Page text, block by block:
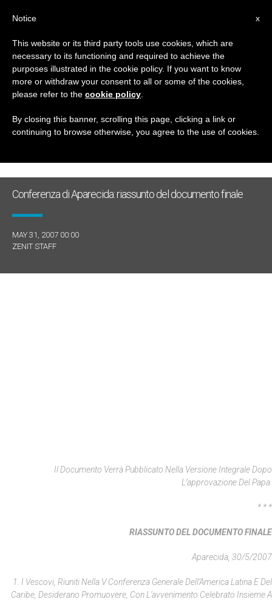
MESE
Maggio, 2007
ULTIME NOTIZIE
Conferenza di Aparecida: riassunto del documento finale
MAY 31, 2007 00:00
ZENIT STAFF
Il Documento Verrà Pubblicato Nella Versione Integrale Dopo
L’approvazione Del Papa.
* * *
RIASSUNTO DEL DOCUMENTO FINALE
Aparecida, 30/5/2007
1. I Vescovi, Riuniti Nella V Conferenza Generale Dell’America Latina E Del
Caribe, Desiderano Promuovere, Con L’avvenimento Celebrato Insieme A
x
Notice
This website or its third party tools use cookies, which are
necessary to its functioning and required to achieve the
purposes illustrated in the cookie policy. If you want to know
more or withdraw your consent to all or some of the cookies,
please refer to the cookie policy
By closing this banner, scrolling this page, clicking a link or
continuing to browse otherwise, you agree to the use of cookies.